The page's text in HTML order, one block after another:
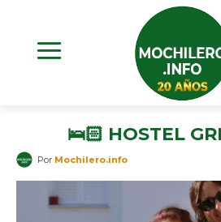
🛌🏻 HOSTEL
Por Mochilero.info